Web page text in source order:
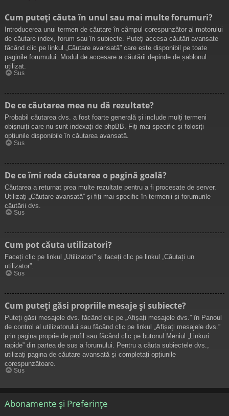
Cum puteți căuta în unul sau mai multe forumuri?
Introducerea unui termen de căutare în câmpul corespunzător al motorului
de căutare index, forum sau în subiecte. Puteți accesa căutări avansate
făcând clic pe linkul „Căutare avansată” care este disponibil pe toate
paginile forumului. Modul de accesare a căutării depinde de șablonul
utilizat.
Sus
De ce căutarea mea nu dă rezultate?
Probabil căutarea dvs. a fost foarte generală și include mulți termeni
obișnuiți care nu sunt indexați de phpBB. Fiți mai specific și folosiți
opțiunile disponibile în căutarea avansată.
Sus
De ce îmi reda căutarea o pagină goală?
Căutarea a returnat prea multe rezultate pentru a fi procesate de server.
Utilizați „Căutare avansată” și fiți mai specific în termenii și forumurile
căutării dvs.
Sus
Cum pot căuta utilizatori?
Faceți clic pe linkul „Utilizatori” și faceți clic pe linkul „Căutați un
utilizator”.
Sus
Cum puteți găsi propriile mesaje și subiecte?
Puteți găsi mesajele dvs. făcând clic pe „Afișați mesajele dvs.” în Panoul
de control al utilizatorului sau făcând clic pe linkul „Afișați mesajele dvs.”
prin pagina proprie de profil sau făcând clic pe butonul Meniul „Linkuri
rapide” din partea de sus a forumului. Pentru a căuta subiectele dvs.,
utilizați pagina de căutare avansată și completați opțiunile
corespunzătoare.
Sus
Abonamente și Preferințe